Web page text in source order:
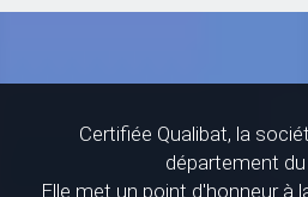
Certifiée Qualibat, la
département
Elle met un point d'honneur à